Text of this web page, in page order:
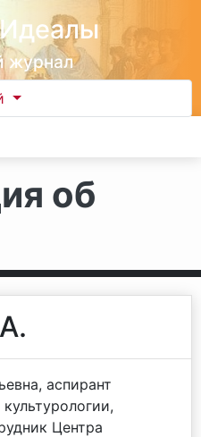
журнал
об
аспирант
Центра